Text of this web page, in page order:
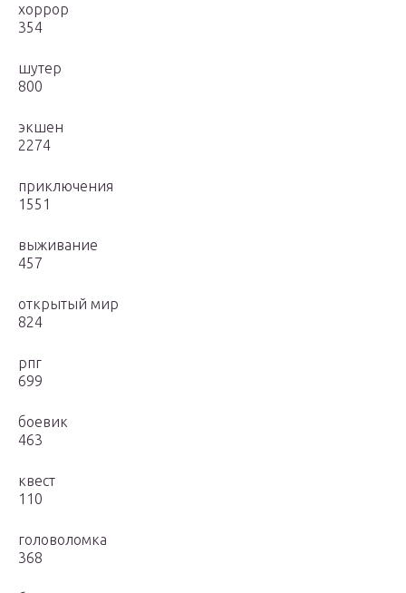
хоррор
354
шутер
800
экшен
2274
приключения
1551
выживание
457
открытый мир
824
рпг
699
боевик
463
квест
110
головоломка
368